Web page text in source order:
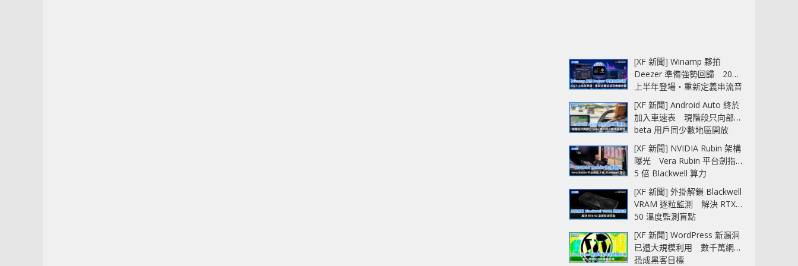
[XF 新聞] Winamp 夥拍
Deezer 準備強勢回歸 2027
上半年登場‧重新定義串流音
樂播放器
[XF 新聞] Android Auto 終於
加入車速表 現階段只向部分
beta 用戶同少數地區開放
[XF 新聞] NVIDIA Rubin 架構
曝光 Vera Rubin 平台劍指
5 倍 Blackwell 算力
[XF 新聞] 外掛解鎖 Blackwell
VRAM 逐粒監測 解決 RTX
50 溫度監測盲點
[XF 新聞] WordPress 新漏洞
已遭大規模利用 數千萬網站
恐成黑客目標